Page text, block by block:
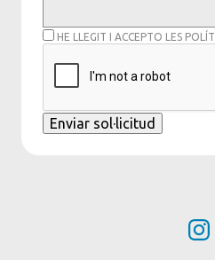
HE LLEGIT I ACCEPTO LES